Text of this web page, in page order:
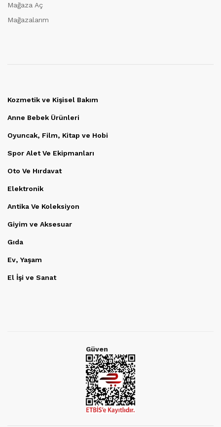
Mağaza Aç
Mağazalarım
Kozmetik ve Kişisel Bakım
Anne Bebek Ürünleri
Oyuncak, Film, Kitap ve Hobi
Spor Alet Ve Ekipmanları
Oto Ve Hırdavat
Elektronik
Antika Ve Koleksiyon
Giyim ve Aksesuar
Gıda
Ev, Yaşam
El İşi ve Sanat
Güven